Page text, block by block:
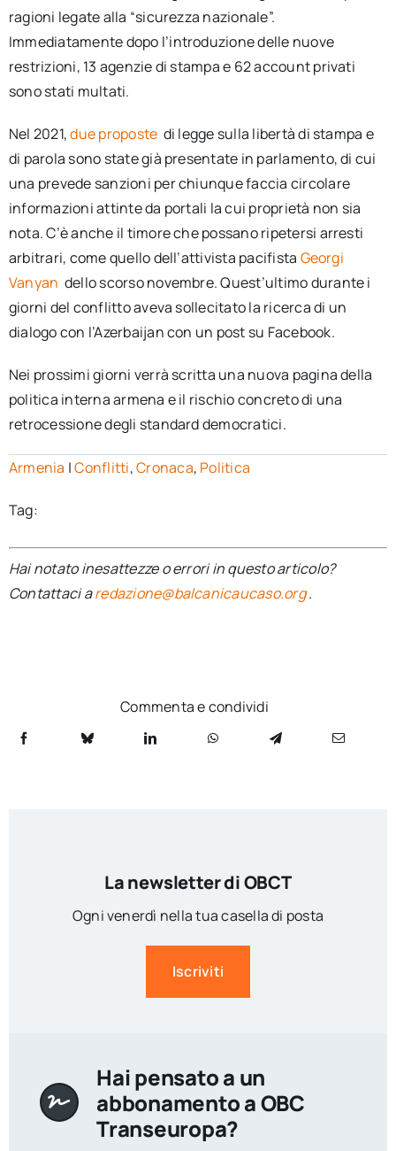
ragioni legate alla “sicurezza nazionale”.
Immediatamente dopo l’introduzione delle nuove
restrizioni, 13 agenzie di stampa e 62 account privati
sono stati multati.
Nel 2021,due proposte di legge sulla libertà di stampa e
di parola sono state già presentate in parlamento, di cui
una prevede sanzioni per chiunque faccia circolare
informazioni attinte da portali la cui proprietà non sia
nota. C’è anche il timore che possano ripetersi arresti
arbitrari, come quello dell’attivista pacifista Georgi
Vanyan dello scorso novembre. Quest’ultimo durante i
giorni del conflitto aveva sollecitato la ricerca di un
dialogo con l’Azerbaijan con un post su Facebook.
Nei prossimi giorni verrà scritta una nuova pagina della
politica interna armena e il rischio concreto di una
retrocessione degli standard democratici.
Armenia |Conflitti,Cronaca, Politica
Tag:
Hai notato inesattezze o errori in questo articolo?
Contattaci aredazione@balcanicaucaso.org.
Commenta e condividi
La newsletter di OBCT
Ogni venerdì nella tua casella di posta
Iscriviti
Hai pensato a un
abbonamento a OBC
Transeuropa?